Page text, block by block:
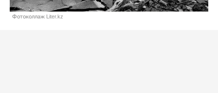
Фотоколлаж Liter.kz